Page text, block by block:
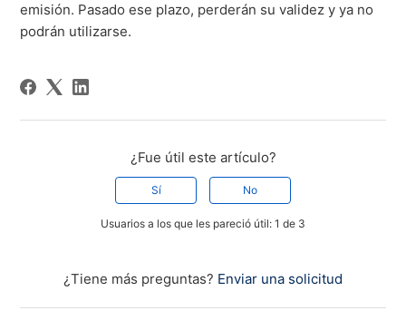
emisión. Pasado ese plazo, perderán su validez y ya no
podrán utilizarse.
¿Fue útil este artículo?
Sí No
Usuarios a los que les pareció útil: 1 de 3
¿Tiene más preguntas? Enviar una solicitud